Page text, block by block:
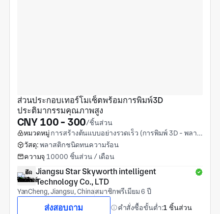
ส่วนประกอบเทอร์โมเซ็ตพร้อมการพิมพ์3D
ประติมากรรมคุณภาพสูง
CNY 100 - 300/ชิ้นส่วน
หมวดหมู่ การสร้างต้นแบบอย่างรวดเร็ว (การพิมพ์ 3D - พลาสติก)
วัสดุ: พลาสติกชนิดทนความร้อน
ความจุ 10000 ชิ้นส่วน / เดือน
Jiangsu Star Skyworth intelligent
Technology Co., LTD
YanCheng, Jiangsu, Chinaสมาชิกพรีเมียม 6 ปี
ส่งสอบถาม คำสั่งซื้อขั้นต่ำ:1 ชิ้นส่วน